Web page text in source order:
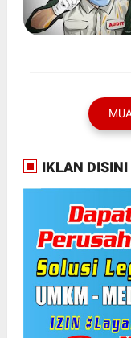
IKLAN DISINI